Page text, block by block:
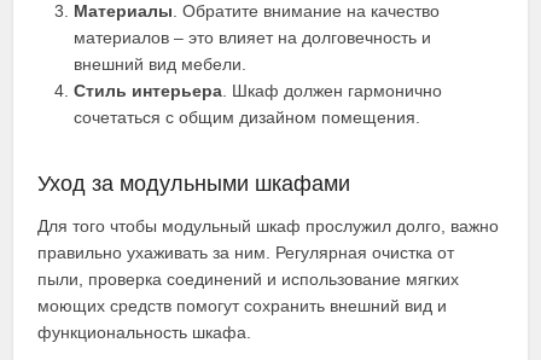
Материалы. Обратите внимание на качество
материалов – это влияет на долговечность и
внешний вид мебели.
Стиль интерьера. Шкаф должен гармонично
сочетаться с общим дизайном помещения.
Уход за модульными шкафами
Для того чтобы модульный шкаф прослужил долго, важно
правильно ухаживать за ним. Регулярная очистка от
пыли, проверка соединений и использование мягких
моющих средств помогут сохранить внешний вид и
функциональность шкафа.